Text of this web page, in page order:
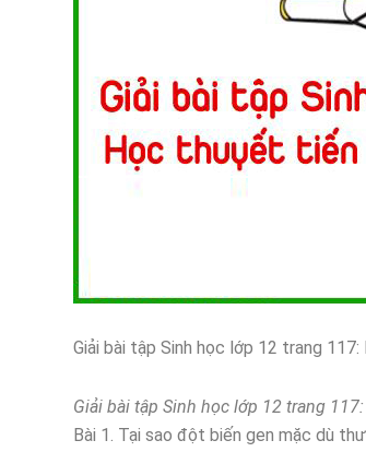
Giải bài tập Sinh học lớp 12 trang
Giải bài tập Sinh học lớp 12 trang
Bài 1. Tại sao đột biến gen mặc dù